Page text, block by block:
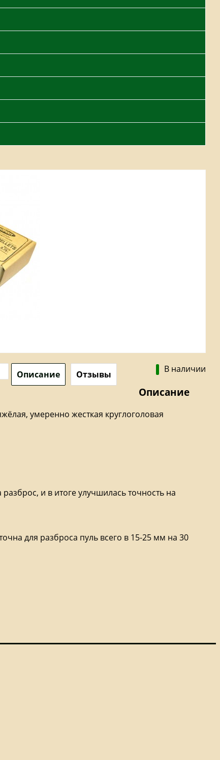
В наличии
Описание Отзывы
Описание
умеренно жесткая круглоголовая
и в итоге улучшилась точность на
для разброса пуль всего в 15-25 мм на 30